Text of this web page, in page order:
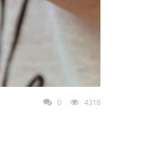
0 4318